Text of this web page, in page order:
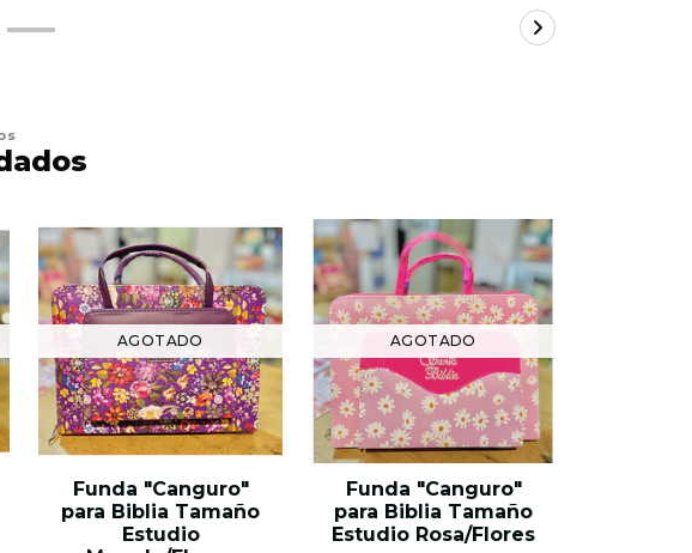
AGOTADO
Funda "Canguro"
para Biblia Tamaño
Estudio
AGOTADO
Funda "Canguro"
para Biblia Tamaño
Estudio Rosa/Flores